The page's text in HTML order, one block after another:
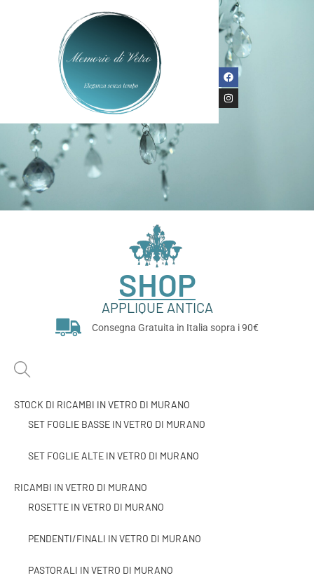
SHOP
APPLIQUE ANTICA
Consegna Gratuita in Italia sopra i 90€
STOCK DI RICAMBI IN VETRO DI MURANO
SET FOGLIE BASSE IN VETRO DI MURANO
SET FOGLIE ALTE IN VETRO DI MURANO
RICAMBI IN VETRO DI MURANO
ROSETTE IN VETRO DI MURANO
PENDENTI/FINALI IN VETRO DI MURANO
PASTORALI IN VETRO DI MURANO